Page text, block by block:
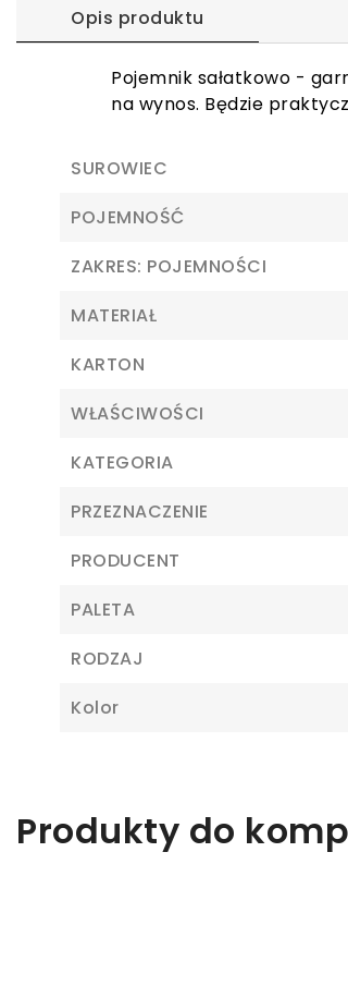
Opis produktu
Pojemnik sałatkowo -
na wynos. Będzie
SUROWIEC
POJEMNOŚĆ
ZAKRES: POJEMNOŚCI
MATERIAŁ
KARTON
WŁAŚCIWOŚCI
KATEGORIA
PRZEZNACZENIE
PRODUCENT
PALETA
RODZAJ
Kolor
Produkty do